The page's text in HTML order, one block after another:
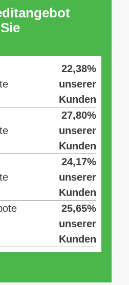
22,38%
unserer
Kunden
27,80%
unserer
Kunden
24,17%
unserer
Kunden
25,65%
unserer
Kunden